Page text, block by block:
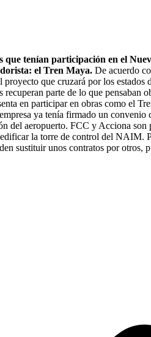
tenían participación en el
el Tren Maya. De acuerdo
que cruzará por los
parte de lo que
en participar en obras como el
ya tenía firmado un
del aeropuerto. FCC y Acciona
la torre de control del NAIM.
sustituir unos contratos por otros,